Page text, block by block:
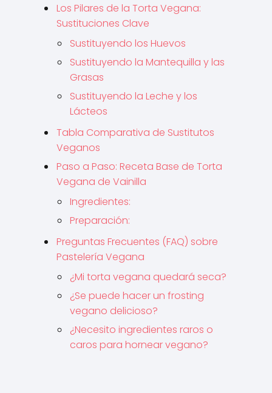
Los Pilares de la Torta Vegana:
Sustituciones Clave
Sustituyendo los Huevos
Sustituyendo la Mantequilla y las
Grasas
Sustituyendo la Leche y los
Lácteos
Tabla Comparativa de Sustitutos
Veganos
Paso a Paso: Receta Base de Torta
Vegana de Vainilla
Ingredientes:
Preparación:
Preguntas Frecuentes (FAQ) sobre
Pastelería Vegana
¿Mi torta vegana quedará seca?
¿Se puede hacer un frosting
vegano delicioso?
¿Necesito ingredientes raros o
caros para hornear vegano?